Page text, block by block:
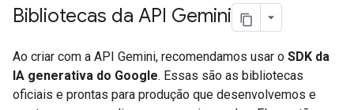
Bibliotecas da API Gemini
Ao criar com a API Gemini, recomendamos usar o SDK da
IA generativa do Google. Essas são as bibliotecas
oficiais e prontas para produção que desenvolvemos e